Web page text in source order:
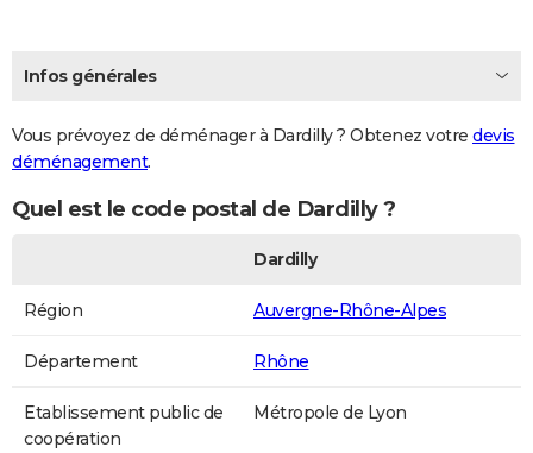
Infos générales
Vous prévoyez de déménager à Dardilly ? Obtenez votre devis
déménagement.
Quel est le code postal de Dardilly ?
Dardilly
Région Auvergne-Rhône-Alpes
Département Rhône
Etablissement public de
coopération
Métropole de Lyon